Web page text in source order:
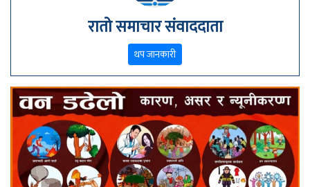
रातो समाचार संवाददाता
थप जानकारी